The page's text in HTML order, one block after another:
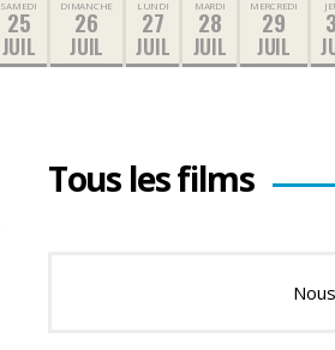
SAMEDI
25
JUIL
DIMANCHE
26
JUIL
LUNDI
27
JUIL
MARDI
28
JUIL
MERCREDI
29
JUIL
Tous les films